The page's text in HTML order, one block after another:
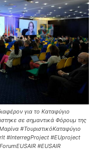
για το Καταφύγιο
σε σημαντικά Φόρουμ της
#ΤουριστικόΚαταφύγιο
#InterregProject #EUproject
#EUSAIR